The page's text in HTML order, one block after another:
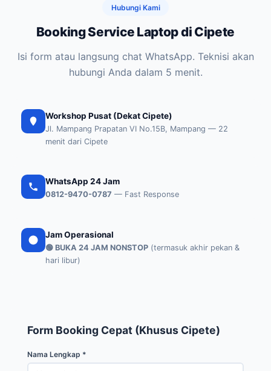
Hubungi Kami
Booking Service Laptop di Cipete
Isi form atau langsung chat WhatsApp. Teknisi akan
hubungi Anda dalam 5 menit.
Workshop Pusat (Dekat Cipete)
Jl. Mampang Prapatan VI No.15B, Mampang — 22
menit dari Cipete
WhatsApp 24 Jam
0812-9470-0787 — Fast Response
Jam Operasional
🟢 BUKA 24 JAM NONSTOP (termasuk akhir pekan &
hari libur)
Form Booking Cepat (Khusus Cipete)
Nama Lengkap *